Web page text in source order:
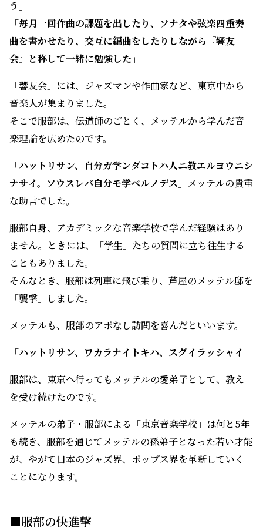
う」
「毎月一回作曲の課題を出したり、ソナタや弦楽四重奏
曲を書かせたり、交互に編曲をしたりしながら『響友
会』と称して一緒に勉強した」
「響友会」には、ジャズマンや作曲家など、東京中から
音楽人が集まりました。
そこで服部は、伝道師のごとく、メッテルから学んだ音
楽理論を広めたのです。
「ハットリサン、自分ガ学ンダコトハ人ニ教エルヨウニシ
ナサイ。ソウスレバ自分モ学ベルノデス」 メッテルの貴重
な助言でした。
服部自身、アカデミックな音楽学校で学んだ経験はあり
ません。ときには、「学生」たちの質問に立ち往生する
こともありました。
そんなとき、服部は列車に飛び乗り、芦屋のメッテル邸を
「襲撃」しました。
メッテルも、服部のアポなし訪問を喜んだといいます。
「ハットリサン、ワカラナイトキハ、スグイラッシャイ」
服部は、東京へ行ってもメッテルの愛弟子として、教え
を受け続けたのです。
メッテルの弟子・服部による「東京音楽学校」は何と5年
も続き、服部を通じてメッテルの孫弟子となった若い才能
が、やがて日本のジャズ界、ポップス界を革新していく
ことになります。
■服部の快進撃